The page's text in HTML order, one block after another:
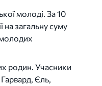
молоді. За 10
на загальну суму
родин. Учасники
Єль,